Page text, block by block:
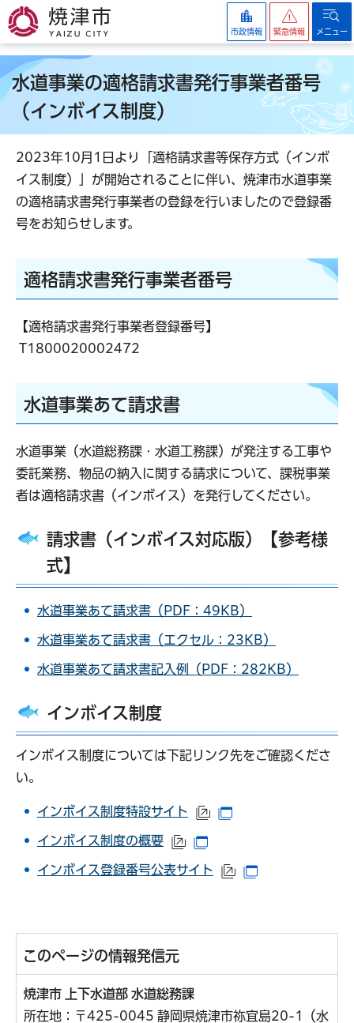
焼津市
市政情報 緊急情報 メニュー
水道事業の適格請求書発行事業者番号
（インボイス制度）
2023年10月1日より「適格請求書等保存方式（インボ
イス制度）」が開始されることに伴い、焼津市水道事業
の適格請求書発行事業者の登録を行いましたので登録番
号をお知らせします。
適格請求書発行事業者番号
【適格請求書発行事業者登録番号】
T1800020002472
水道事業あて請求書
水道事業（水道総務課・水道工務課）が発注する工事や
委託業務、物品の納入に関する請求について、課税事業
者は適格請求書（インボイス）を発行してください。
請求書（インボイス対応版）【参考様
式】
水道事業あて請求書（PDF：49KB）
水道事業あて請求書（エクセル：23KB）
水道事業あて請求書記入例（PDF：282KB）
インボイス制度
インボイス制度については下記リンク先をご確認くださ
い。
インボイス制度特設サイト （外部サイトへリンク）
インボイス制度の概要
（外部サイトへリンク）
インボイス登録番号公表サイト
（外部サイトへリン
このページの情報発信元
焼津市 上下水道部 水道総務課
所在地：〒425-0045 静岡県焼津市祢宜島20-1（水